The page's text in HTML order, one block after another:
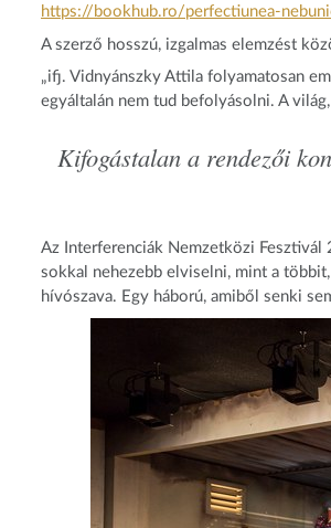
https://bookhub.ro/perfectiunea-
A szerző hosszú, izgalmas elemzést
„ifj. Vidnyánszky Attila folyamatosan
egyáltalán nem tud befolyásolni. A
Kifogástalan a rendezői
Az Interferenciák Nemzetközi Fesztivál
sokkal nehezebb elviselni, mint a
hívószava. Egy háború, amiből senki